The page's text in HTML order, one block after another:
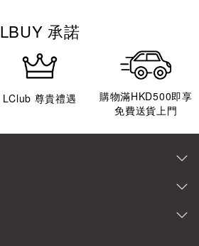
LBUY 承諾
LClub 尊貴禮遇
購物滿HKD500即享
免費送貨上門